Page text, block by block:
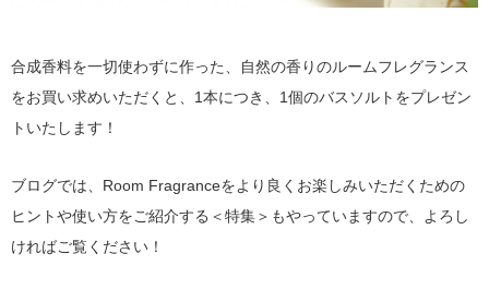
合成香料を一切使わずに作った、自然の香りのルームフレグランス
をお買い求めいただくと、1本につき、1個のバスソルトをプレゼン
トいたします！
ブログでは、Room Fragranceをより良くお楽しみいただくための
ヒントや使い方をご紹介する＜特集＞もやっていますので、よろし
ければご覧ください！